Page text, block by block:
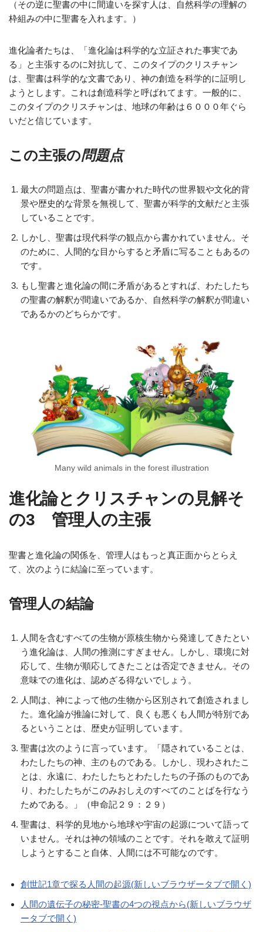
（その逆に聖書の中に間違いを探す人は、自然科学の理解の
枠組みの中に聖書を入れます。）
進化論者たちは、「進化論は科学的な立証された事実であ
る」と主張するのに対抗して、このタイプのクリスチャン
は、聖書は科学的な文書であり、神の創造を科学的に証明し
ようとします。これは創造科学と呼ばれてます。一般的に、
このタイプのクリスチャンは、地球の年齢は６０００年ぐら
いだと信じています。
この主張の問題点
最大の問題点は、聖書が書かれた時代の世界観や文化的背
景や歴史的な背景を無視して、聖書が科学的文献だと主張
していることです。
しかし、聖書は現代科学の観点から書かれていません。そ
のために、人間的な目からすると矛盾に写ることもあるの
です。
もし聖書と進化論の間に矛盾があるとすれば、わたしたち
の聖書の解釈が間違いであるか、自然科学の解釈が間違い
であるかのどちらかです。
Many wild animals in the forest illustration
進化論とクリスチャンの見解そ
の3 管理人の主張
聖書と進化論の関係を、管理人はもっと真正面からとらえ
て、次のように結論に至っています。
管理人の結論
人間を含むすべての生物が原核生物から発達してきたとい
う進化論は、人間の推測にすぎません。しかし、環境に対
応して、生物が順応してきたことは否定できません。その
意味での進化は、認めざる得ないでしょう。
人間は、神によって他の生物から区別されて創造されまし
た。進化論が推論に対して、良くも悪くも人間が特別であ
るということは、歴史が証明しています。
聖書は次のように言っています。「隠されていることは、
わたしたちの神、主のものである。しかし、現わされたこ
とは、永遠に、わたしたちとわたしたちの子孫のものであ
り、わたしたちがこのみおしえのすべてのことばを行なう
ためである。」（申命記２９：２９）
聖書は、科学的見地から地球や宇宙の起源について語って
いません。それは神の領域のことです。それを敢えて証明
しようとすること自体、人間には不可能なのです。
創世記1章で探る人間の起源(新しいブラウザータブで開く)
人間の遺伝子の秘密-聖書の4つの視点から(新しいブラウザ
ータブで開く)